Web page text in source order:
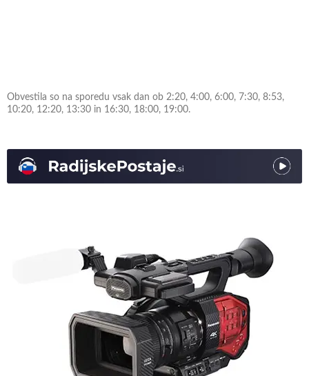
Obvestila so na sporedu vsak dan ob 2:20, 4:00, 6:00, 7:30, 8:53,
10:20, 12:20, 13:30 in 16:30, 18:00, 19:00.